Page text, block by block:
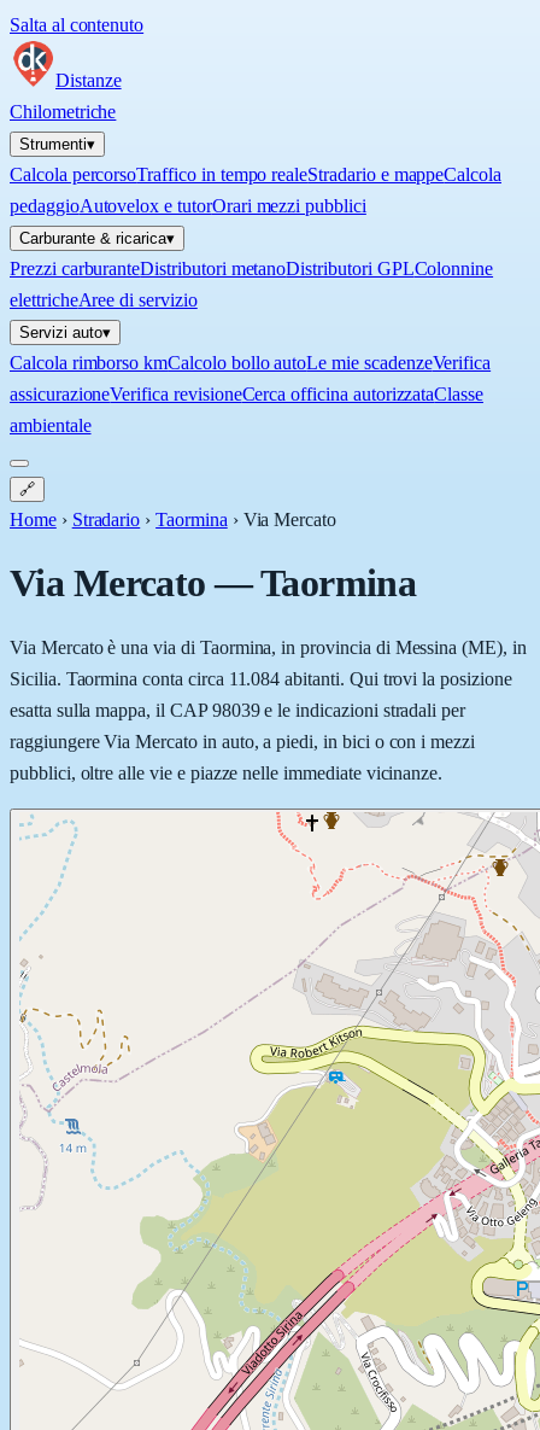
Salta al contenuto
Distanze
Chilometriche
Strumenti▾
Calcola percorsoTraffico in tempo realeStradario e mappeCalcola
pedaggioAutovelox e tutorOrari mezzi pubblici
Carburante & ricarica▾
Prezzi carburanteDistributori metanoDistributori GPLColonnine
elettricheAree di servizio
Servizi auto▾
Calcola rimborso kmCalcolo bollo autoLe mie scadenzeVerifica
assicurazioneVerifica revisioneCerca officina autorizzataClasse
ambientale
🔗
Home › Stradario › Taormina › Via Mercato
Via Mercato—Taormina
Via Mercato è una via di Taormina, in provincia di Messina (ME), in
Sicilia. Taormina conta circa 11.084 abitanti. Qui trovi la posizione
esatta sulla mappa, il CAP 98039 e le indicazioni stradali per
raggiungere Via Mercato in auto, a piedi, in bici o con i mezzi
pubblici, oltre alle vie e piazze nelle immediate vicinanze.